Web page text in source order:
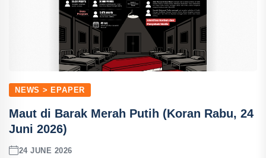
NEWS > EPAPER
Maut di Barak Merah Putih (Koran Rabu, 24
Juni 2026)
24 JUNE 2026